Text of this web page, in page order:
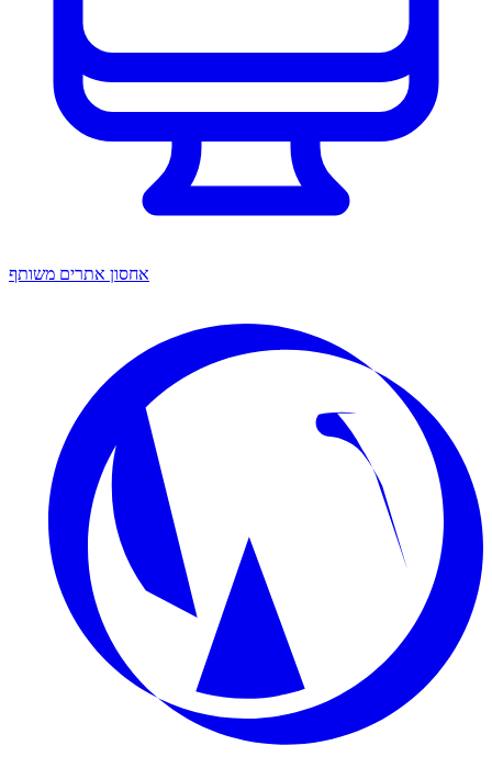
אחסון אתרים משותף